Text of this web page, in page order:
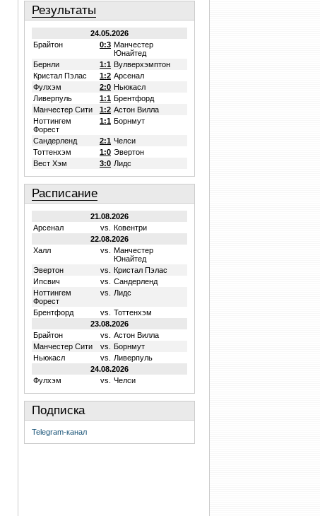
Результаты
24.05.2026
Брайтон
0:3 Манчестер
Юнайтед
Бернли
1:1 Вулверхэмптон
Кристал Пэлас
1:2 Арсенал
Фулхэм
2:0 Ньюкасл
Ливерпуль
1:1 Брентфорд
Манчестер Сити
1:2 Астон Вилла
Ноттингем
Форест
1:1 Борнмут
Сандерленд 2:1 Челси
Тоттенхэм
1:0 Эвертон
Вест Хэм
3:0 Лидс
Расписание
21.08.2026
Арсенал
vs.
Ковентри
22.08.2026
Халл
vs.
Манчестер
Юнайтед
Эвертон
vs.
Кристал Пэлас
Ипсвич
vs.
Сандерленд
Ноттингем
Форест
vs. Лидс
Брентфорд vs.
Тоттенхэм
23.08.2026
Брайтон
vs.
Астон Вилла
Манчестер Сити
vs.
Борнмут
Ньюкасл
vs.
Ливерпуль
24.08.2026
Фулхэм
vs. Челси
Подписка
Telegram-канал